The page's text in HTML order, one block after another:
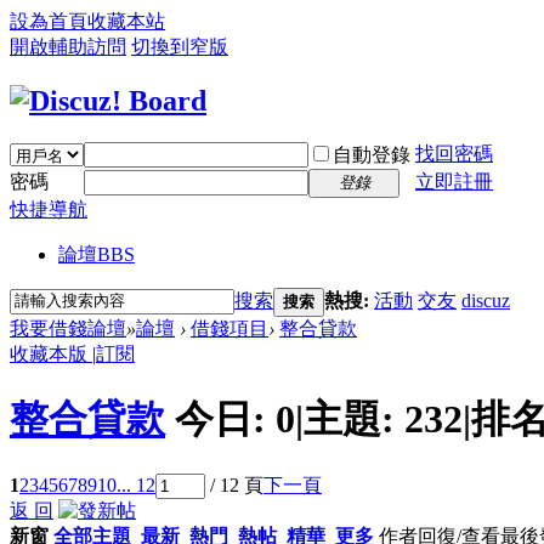
設為首頁收藏本站
開啟輔助訪問 切換到窄版
自動登錄 找回密碼
密碼
登錄
立即註冊
快捷導航
論壇BBS
搜索 搜索 熱搜: 活動 交友 discuz
我要借錢論壇»論壇 › 借錢項目 › 整合貸款
收藏本版 |訂閱
整合貸款 今日: 0|主題: 232|排
12345678910... 12 / 12 頁下一頁
返 回
新窗 全部主題 最新 熱門 熱帖 精華 更多 作者回復/查看最後